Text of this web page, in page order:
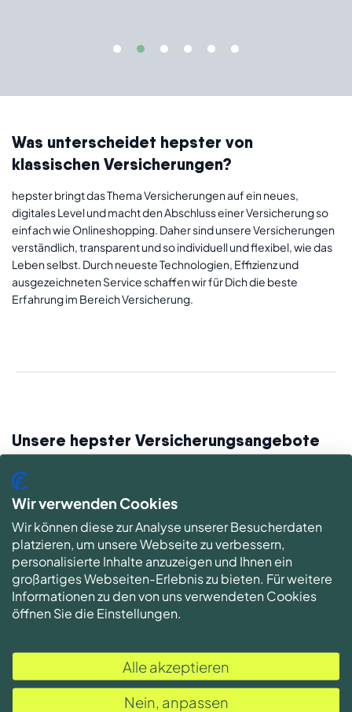
Was unterscheidet hepster von
klassischen Versicherungen?
hepster bringt das Thema Versicherungen auf ein neues,
digitales Level und macht den Abschluss einer Versicherung so
einfach wie Onlineshopping. Daher sind unsere Versicherungen
verständlich, transparent und so individuell und flexibel, wie das
Leben selbst. Durch neueste Technologien, Effizienz und
ausgezeichneten Service schaffen wir für Dich die beste
Erfahrung im Bereich Versicherung.
Unsere hepster Versicherungsangebote
Egal, was Du vorhast – hepster bietet Dir genau die Leistungen,
die Du brauchst. So sind Du und Dein wichtigstes Hab und Gut in
jeder Lebenssituation optimal abgesichert, ganz nach Deinen
Bedürfnissen.
Wir verwenden Cookies
Wir können diese zur Analyse unserer Besucherdaten
platzieren, um unsere Webseite zu verbessern,
personalisierte Inhalte anzuzeigen und Ihnen ein
großartiges Webseiten-Erlebnis zu bieten. Für weitere
Informationen zu den von uns verwendeten Cookies
öffnen Sie die Einstellungen.
Alle akzeptieren
Nein, anpassen